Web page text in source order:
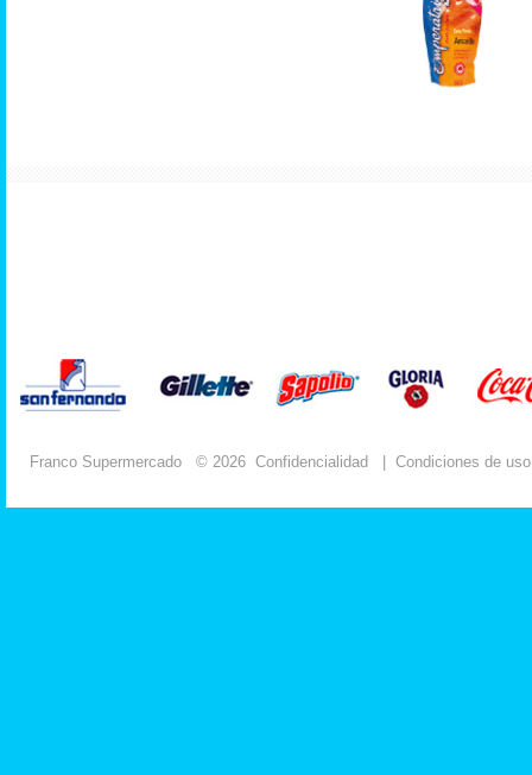
Franco Supermercado © 2026 Confidencialidad Condiciones de uso